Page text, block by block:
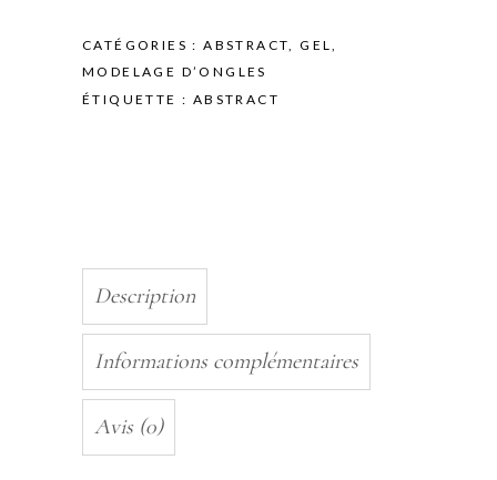
Nude
Pink
-
CATÉGORIES :ABSTRACT,GEL,
MODELAGE D’ONGLES
ÉTIQUETTE : ABSTRACT
Description
Informations complémentaires
Avis (0)